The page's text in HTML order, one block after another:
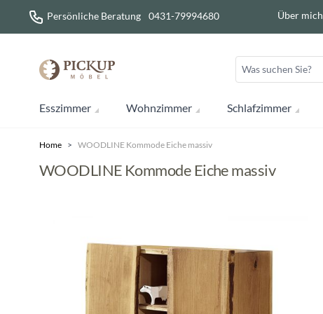
Direkt zum Inhalt
Persönliche Beratung 0431-79994680 Über mich
Esszimmer Wohnzimmer Schlafzimmer
Home > WOODLINE Kommode Eiche massiv
WOODLINE Kommode Eiche massiv